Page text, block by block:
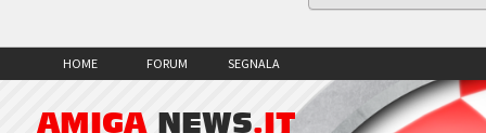
HOME FORUM SEGNALA
AMIGA NEWS.IT